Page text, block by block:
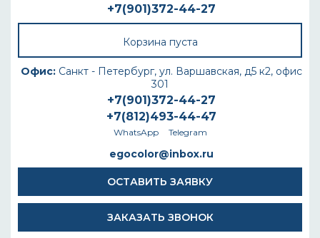
+7(901)372-44-27
Корзина пуста
Офис: Санкт - Петербург, ул. Варшавская, д5 к2, офис
301
+7(901)372-44-27
+7(812)493-44-47
WhatsApp Telegram
egocolor@inbox.ru
ОСТАВИТЬ ЗАЯВКУ
ЗАКАЗАТЬ ЗВОНОК